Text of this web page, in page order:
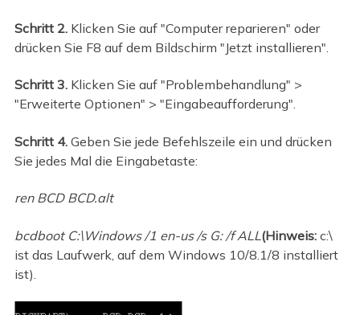
Schritt 2.Klicken Sie auf "Computer reparieren" oder
drücken Sie F8 auf dem Bildschirm "Jetzt installieren".
Schritt 3.Klicken Sie auf "Problembehandlung" >
"Erweiterte Optionen" > "Eingabeaufforderung".
Schritt 4.Geben Sie jede Befehlszeile ein und drücken
Sie jedes Mal die Eingabetaste:
ren BCD BCD.alt
bcdboot C:\Windows /1 en-us /s G: /f ALL(Hinweis:c:\
ist das Laufwerk, auf dem Windows 10/8.1/8 installiert
ist).